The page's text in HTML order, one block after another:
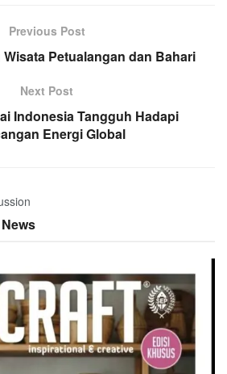
Previous Post
Wisata Petualangan dan Bahari
Next Post
Indonesia Tangguh Hadapi
Energi Global